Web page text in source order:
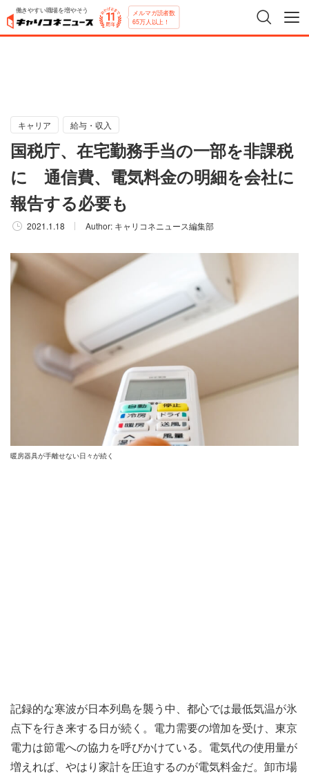
働きやすい職場を増やそう メルマガ読者数
65万人以上！
キャリア 給与・収入
国税庁、在宅勤務手当の一部を非課税
に 通信費、電気料金の明細を会社に
報告する必要も
2021.1.18 Author: キャリコネニュース編集部
暖房器具が手離せない日々が続く
記録的な寒波が日本列島を襲う中、都心では最低気温が氷
点下を行き来する日が続く。電力需要の増加を受け、東京
電力は節電への協力を呼びかけている。電気代の使用量が
増えれば、やはり家計を圧迫するのが電気料金だ。卸市場